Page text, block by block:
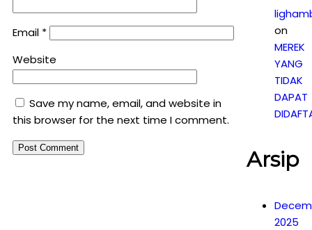
Email *
Website
Save my name, email, and website in
this browser for the next time I comment.
on
MEREK
YANG
TIDAK
DAPAT
Arsip
2025